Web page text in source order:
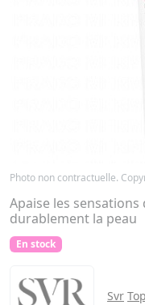
Photo non contractuelle.
Apaise les
durablement la peau
En stock
Svr